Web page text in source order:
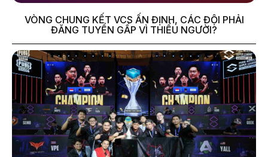
VÒNG CHUNG KẾT VCS ẤN ĐỊNH, CÁC ĐỘI PHẢI
ĐĂNG TUYỂN GẤP VÌ THIẾU NGƯỜI?